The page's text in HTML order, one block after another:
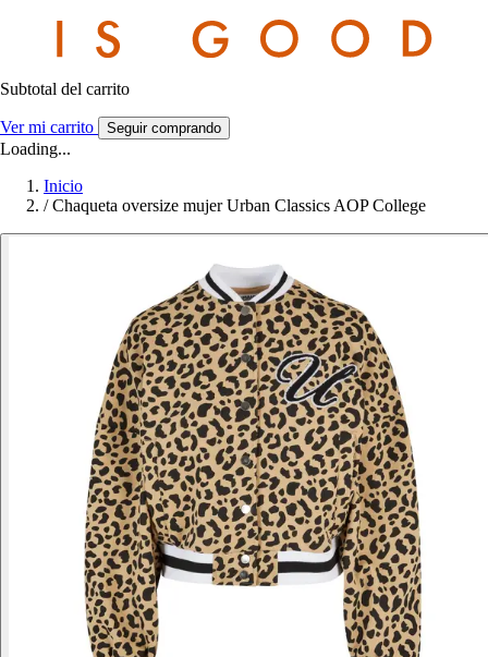
Subtotal del carrito
Ver mi carrito Seguir comprando
Loading...
Inicio
/ Chaqueta oversize mujer Urban Classics AOP College